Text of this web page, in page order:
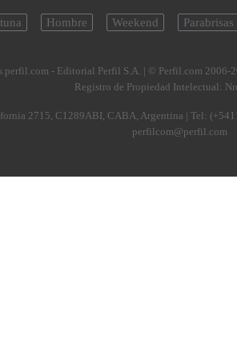
Hombre Weekend Parabrisas
- Editorial Perfil S.A. | © Perfil.com 2006-
Registro de Propiedad Intelectual:
2715, C1289ABI, CABA, Argentina | Tel:
perfilcom@perfil.com